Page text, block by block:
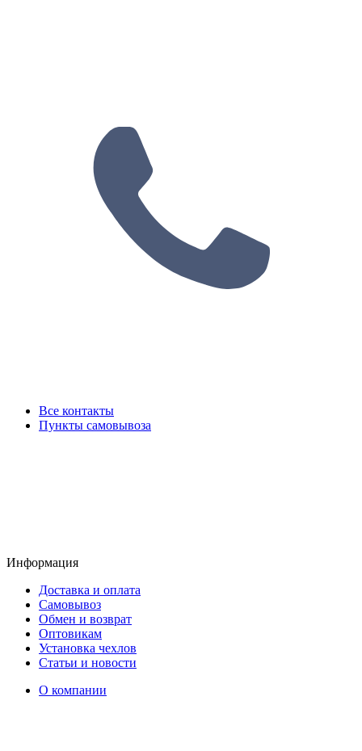
Все контакты
Пункты самовывоза
Информация
Доставка и оплата
Самовывоз
Обмен и возврат
Оптовикам
Установка чехлов
Статьи и новости
О компании